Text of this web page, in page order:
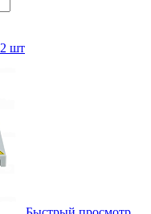
2 шт